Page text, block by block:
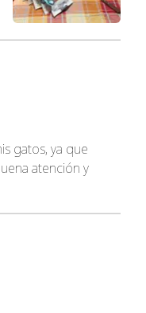
gatos, ya que
atención y